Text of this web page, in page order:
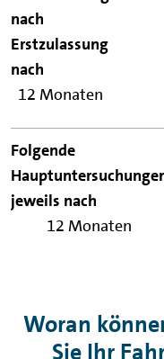
12 Monaten
12 Monaten
Woran
Sie Ihr